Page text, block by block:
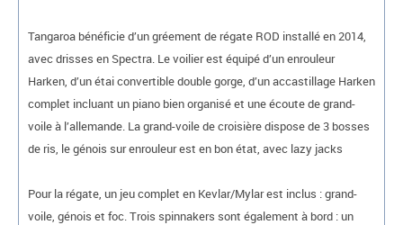
Tangaroa bénéficie d’un gréement de régate ROD installé en 2014,
avec drisses en Spectra. Le voilier est équipé d’un enrouleur
Harken, d’un étai convertible double gorge, d’un accastillage Harken
complet incluant un piano bien organisé et une écoute de grand-
voile à l’allemande. La grand-voile de croisière dispose de 3 bosses
de ris, le génois sur enrouleur est en bon état, avec lazy jacks
Pour la régate, un jeu complet en Kevlar/Mylar est inclus : grand-
voile, génois et foc. Trois spinnakers sont également à bord : un